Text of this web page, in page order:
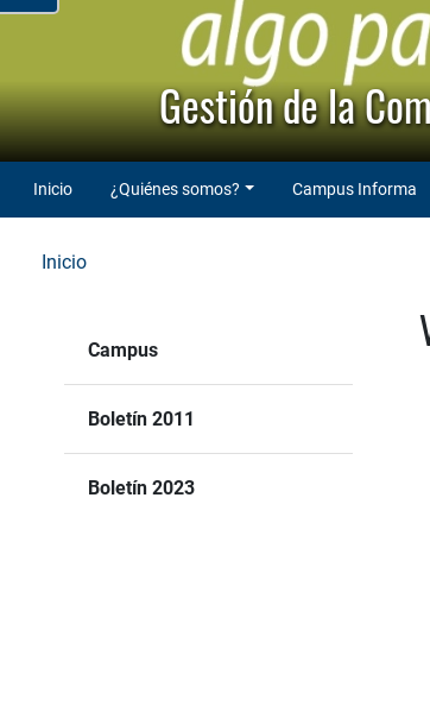
Gestión de la
Inicio ¿Quiénes somos? Campus Informa
Inicio
Campus
Boletín 2011
Boletín 2023